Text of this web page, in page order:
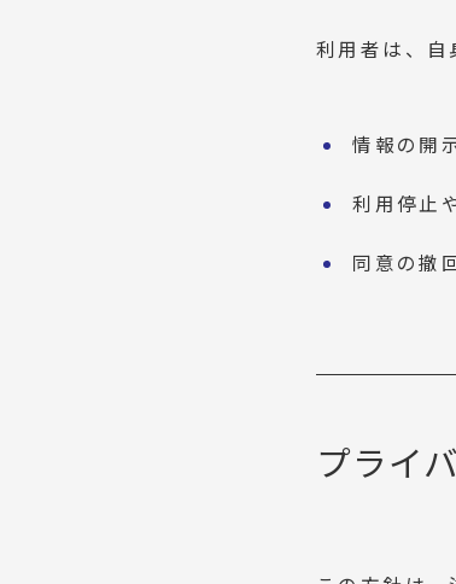
利用者は、自
情報の開
利用停止
同意の撤
プライ